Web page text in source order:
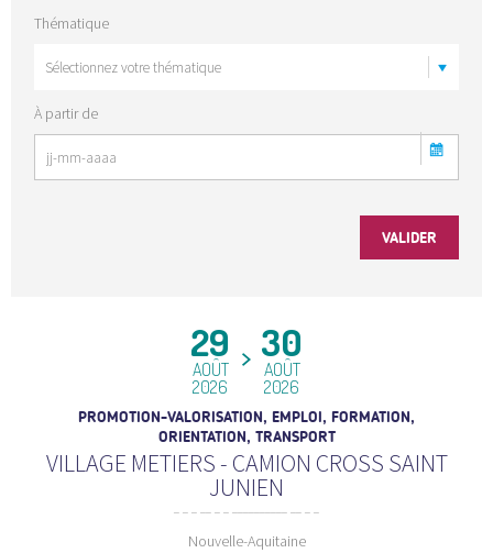
Thématique
À partir de
29
AOÛT
2026
30
AOÛT
2026
PROMOTION-VALORISATION, EMPLOI, FORMATION,
ORIENTATION, TRANSPORT
VILLAGE METIERS - CAMION CROSS SAINT
JUNIEN
Nouvelle-Aquitaine